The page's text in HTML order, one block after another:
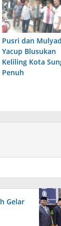
Pusri dan
Yacup Blusukan
Keliling Kota
Penuh
Gelar